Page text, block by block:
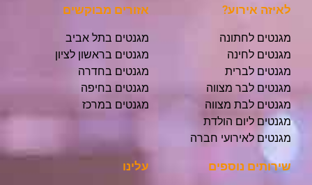
לאיזה אירוע?
מגנטים לחתונה
מגנטים לחינה
מגנטים לברית
מגנטים לבר מצווה
מגנטים לבת מצווה
מגנטים ליום הולדת
מגנטים לאירועי חברה
אזורים מבוקשים
מגנטים בתל אביב
מגנטים בראשון לציון
מגנטים בחדרה
מגנטים בחיפה
מגנטים במרכז
שירותים נוספים עלינו